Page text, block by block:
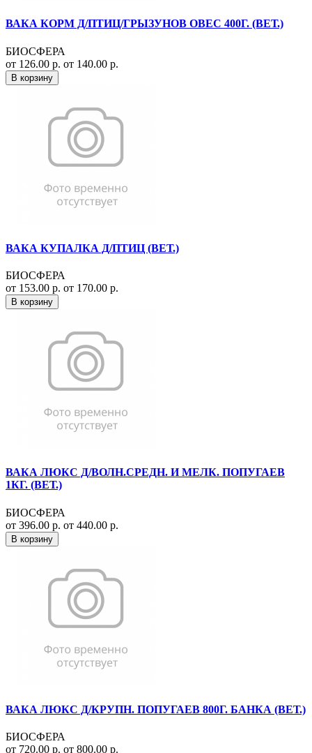
ВАКА КОРМ Д/ПТИЦ/ГРЫЗУНОВ ОВЕС 400Г. (ВЕТ.)
БИОСФЕРА
от 126.00 р. от 140.00 р.
В корзину
ВАКА КУПАЛКА Д/ПТИЦ (ВЕТ.)
БИОСФЕРА
от 153.00 р. от 170.00 р.
В корзину
ВАКА ЛЮКС Д/ВОЛН.СРЕДН. И МЕЛК. ПОПУГАЕВ
1КГ. (ВЕТ.)
БИОСФЕРА
от 396.00 р. от 440.00 р.
В корзину
ВАКА ЛЮКС Д/КРУПН. ПОПУГАЕВ 800Г. БАНКА (ВЕТ.)
БИОСФЕРА
от 720.00 р. от 800.00 р.